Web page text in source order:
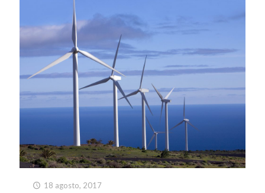
18 agosto, 2017